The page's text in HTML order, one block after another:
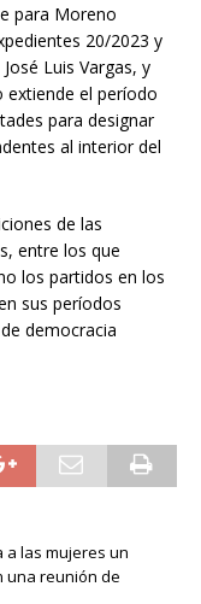
para Moreno
20/2023 y
Luis Vargas, y
el período
para designar
al interior del
de las
entre los que
los partidos en los
sus períodos
democracia
a las mujeres un
una reunión de